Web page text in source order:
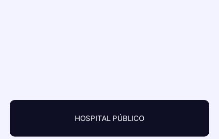
HOSPITAL PÚBLICO